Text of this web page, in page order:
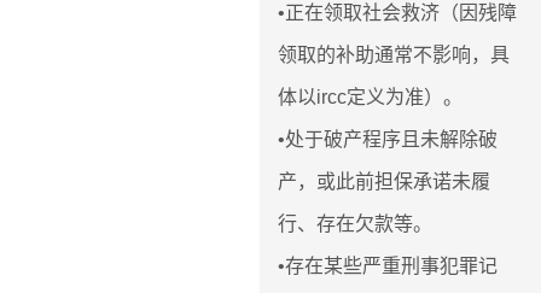
•正在领取社会救济（因残障
领取的补助通常不影响，具
体以ircc定义为准）。
•处于破产程序且未解除破
产，或此前担保承诺未履
行、存在欠款等。
•存在某些严重刑事犯罪记